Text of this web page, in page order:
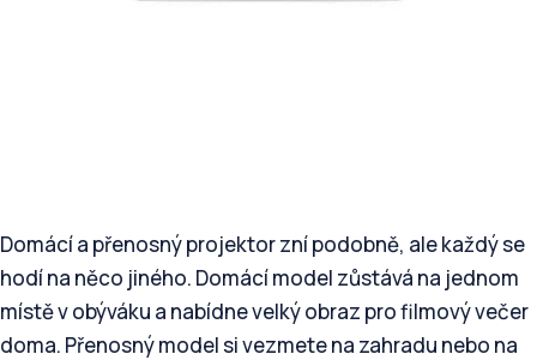
Domácí a přenosný projektor zní podobně, ale každý se
hodí na něco jiného. Domácí model zůstává na jednom
místě v obýváku a nabídne velký obraz pro filmový večer
doma. Přenosný model si vezmete na zahradu nebo na